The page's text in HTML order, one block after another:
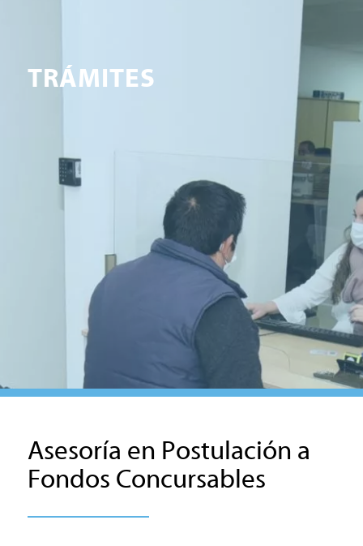
TRÁMITES
Asesoría en Postulación a
Fondos Concursables